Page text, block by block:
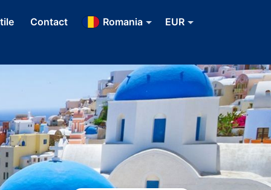
Contact Romania EUR